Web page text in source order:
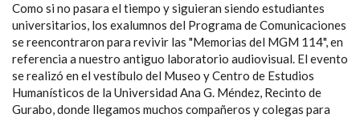
Como si no pasara el tiempo y siguieran siendo estudiantes
universitarios, los exalumnos del Programa de Comunicaciones
se reencontraron para revivir las "Memorias del MGM 114", en
referencia a nuestro antiguo laboratorio audiovisual. El evento
se realizó en el vestíbulo del Museo y Centro de Estudios
Humanísticos de la Universidad Ana G. Méndez, Recinto de
Gurabo, donde llegamos muchos compañeros y colegas para